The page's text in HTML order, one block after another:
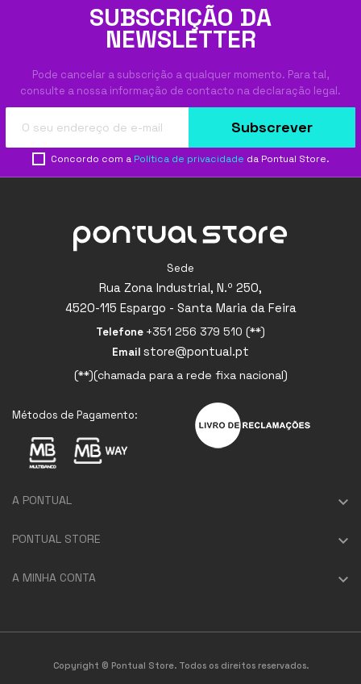
SUBSCRIÇÃO DA
NEWSLETTER
Pode cancelar a subscrição a qualquer momento. Para tal,
consulte a nossa informação de contacto na declaração legal.
Subscrever
Concordo com a Política de privacidade da Pontual Store.
Sede
Rua Zona Industrial, N.º 250,
4520-115 Espargo - Santa Maria da Feira
Telefone +351 256 379 510 (**)
Email store@pontual.pt
(**)(chamada para a rede fixa nacional)
Métodos de Pagamento:
A PONTUAL 
PONTUAL STORE 
A MINHA CONTA 
Copyright © Pontual Store. Todos os direitos reservados.